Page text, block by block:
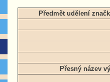
Předmět udělení
Přesný název